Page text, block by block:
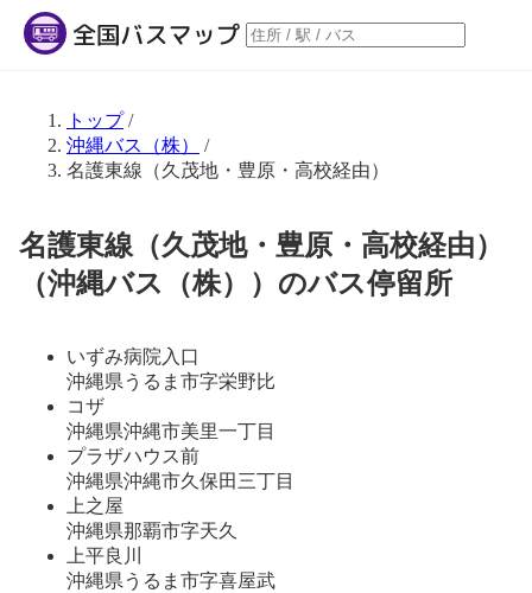
トップ/
沖縄バス（株）
/
名護東線（久茂地・豊原・高校経由）
名護東線（久茂地・豊原・高校経由）
（沖縄バス（株））のバス停留所
いずみ病院入口
沖縄県うるま市字栄野比
コザ
沖縄県沖縄市美里一丁目
プラザハウス前
沖縄県沖縄市久保田三丁目
上之屋
沖縄県那覇市字天久
上平良川
沖縄県うるま市字喜屋武